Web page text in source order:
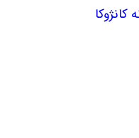
کانژوکا